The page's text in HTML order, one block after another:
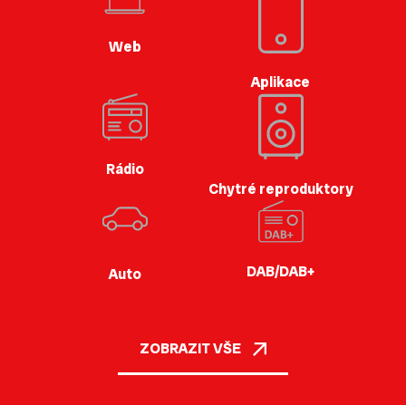
Web
Aplikace
Rádio
Chytré reproduktory
Auto DAB/DAB+
ZOBRAZIT VŠE